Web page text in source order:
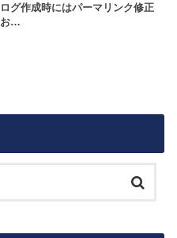
ログ作成時にはパーマリンク修正
お…